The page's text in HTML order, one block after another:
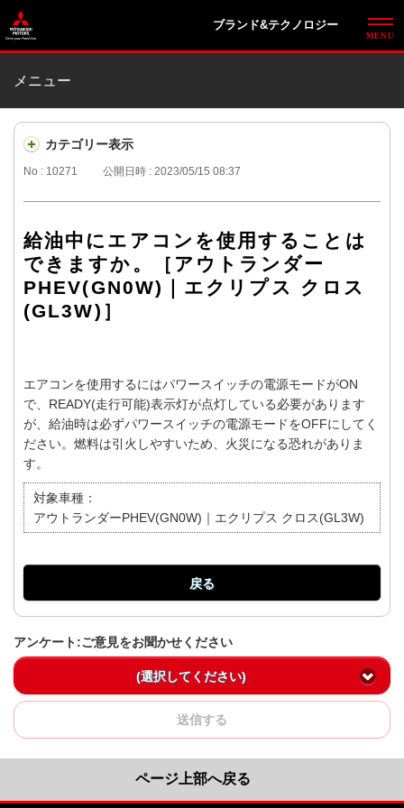
ブランド&テクノロジー
メニュー
カテゴリー表示
No : 10271 公開日時 : 2023/05/15 08:37
給油中にエアコンを使用することは
できますか。［アウトランダー
PHEV(GN0W)｜エクリプス クロス
(GL3W)］
エアコンを使用するにはパワースイッチの電源モードがON
で、READY(走行可能)表示灯が点灯している必要があります
が、給油時は必ずパワースイッチの電源モードをOFFにしてく
ださい。燃料は引火しやすいため、火災になる恐れがありま
す。
対象車種：
アウトランダーPHEV(GN0W)｜エクリプス クロス(GL3W)
戻る
アンケート:ご意見をお聞かせください
(選択してください)
送信する
ページ上部へ戻る